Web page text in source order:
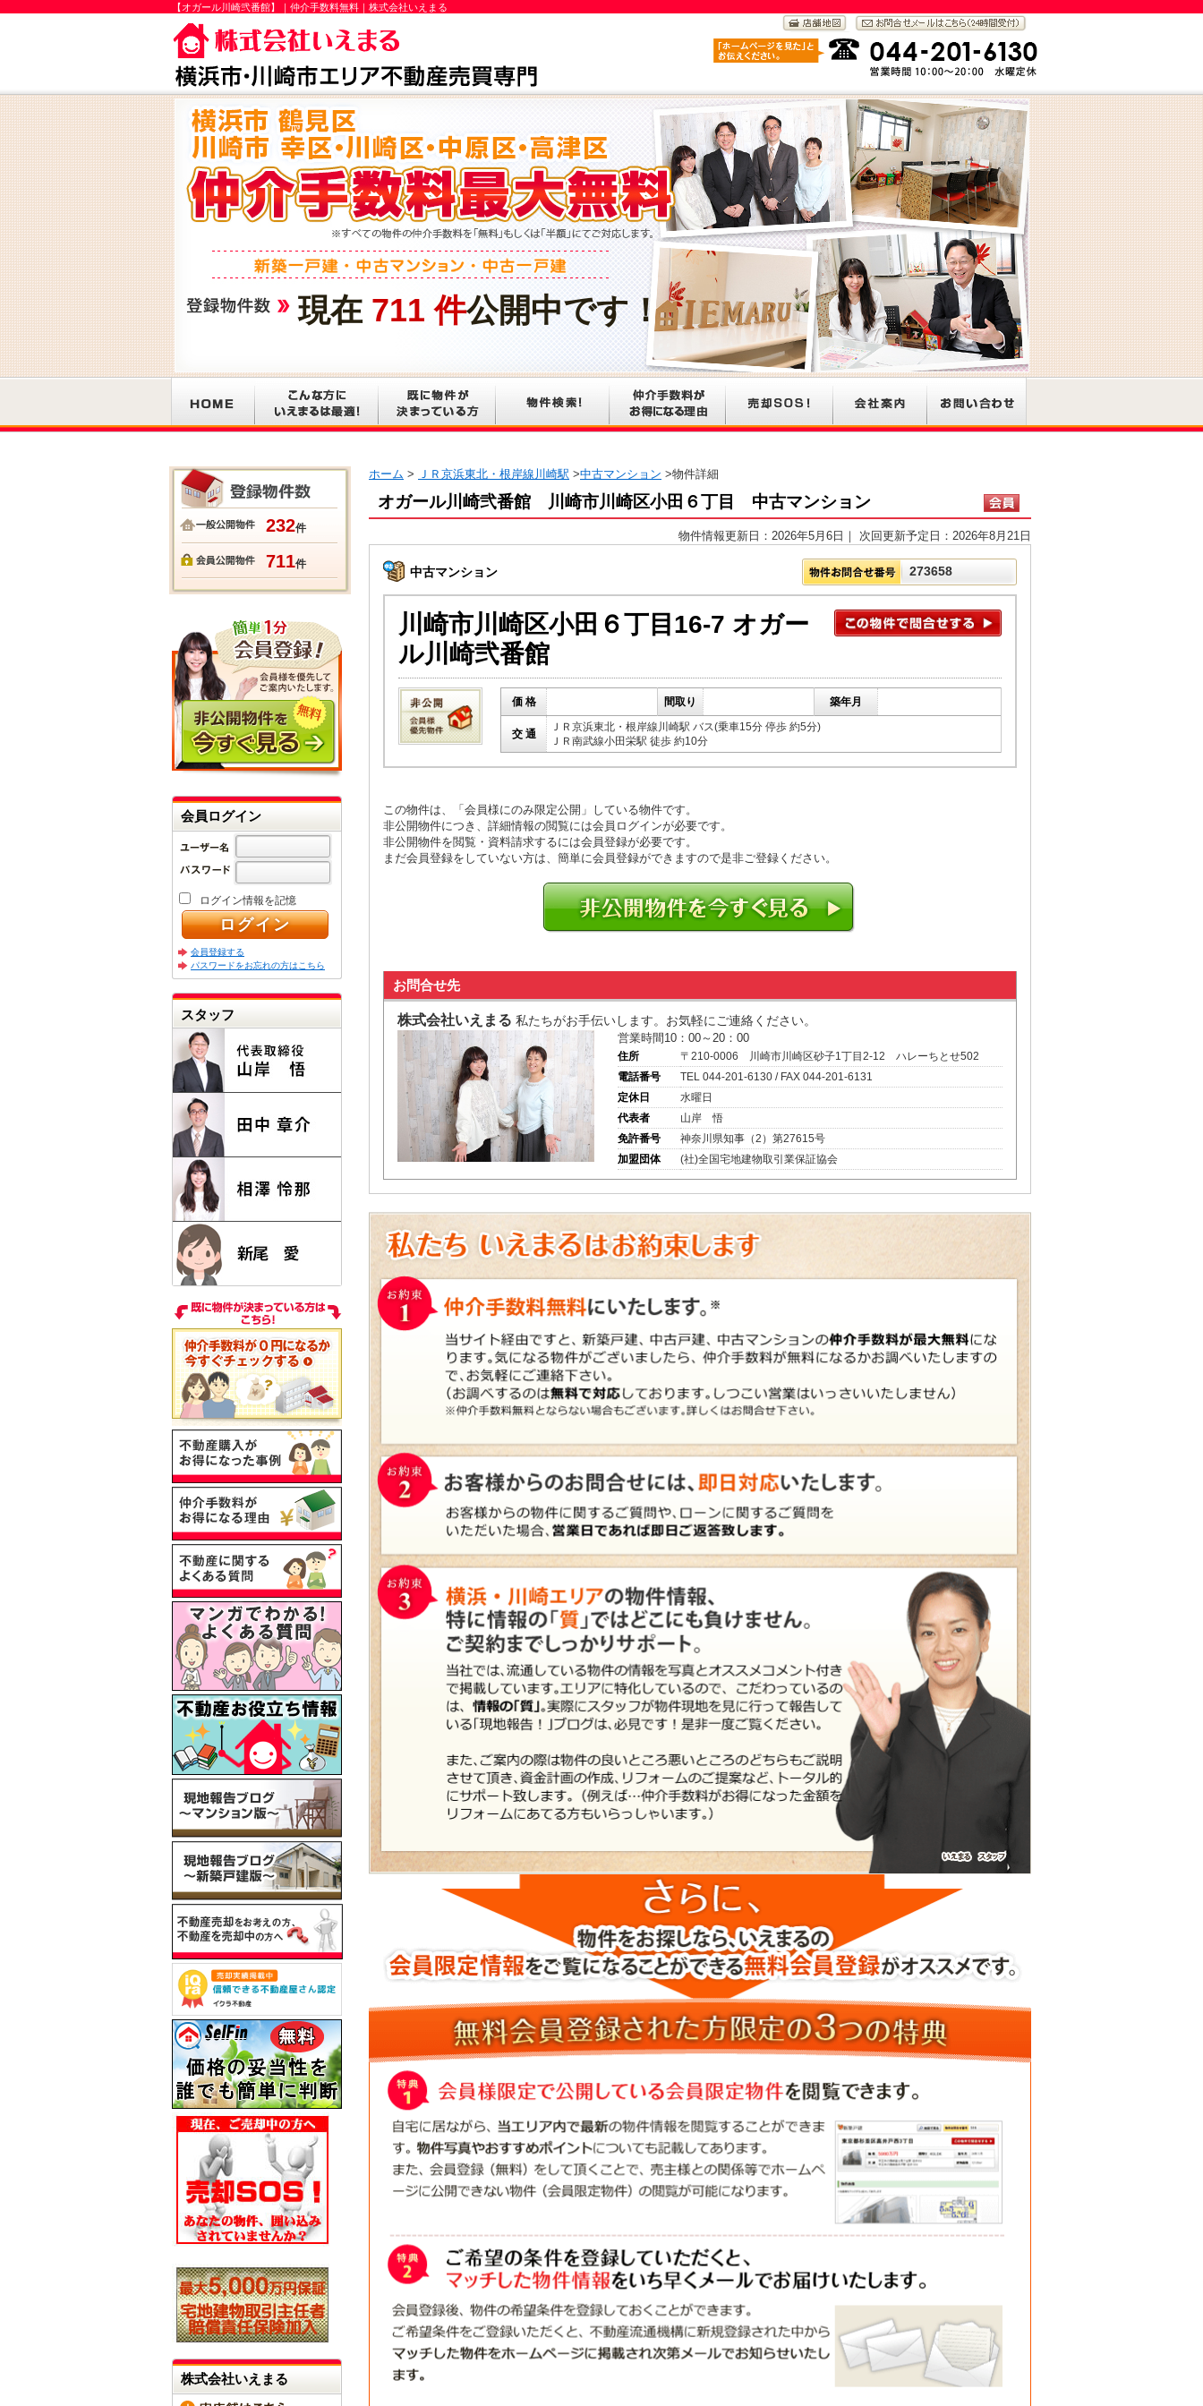
【オガール川崎弐番館】｜仲介手数料無料｜株式会社いえまる
現在 711 件公開中です！
ホーム > ＪＲ京浜東北・根岸線川崎駅 >中古マンション >物件詳細
オガール川崎弐番館 川崎市川崎区小田６丁目 中古マンション
物件情報更新日：2026年5月6日｜ 次回更新予定日：2026年8月21日
中古マンション 273658
川崎市川崎区小田６丁目16-7 オガー
ル川崎弐番館
価 格 間取り 築年月
交 通
ＪＲ京浜東北・根岸線川崎駅 バス(乗車15分 停歩 約5分)
ＪＲ南武線小田栄駅 徒歩 約10分
この物件は、「会員様にのみ限定公開」している物件です。
非公開物件につき、詳細情報の閲覧には会員ログインが必要です。
非公開物件を閲覧・資料請求するには会員登録が必要です。
まだ会員登録をしていない方は、簡単に会員登録ができますので是非ご登録ください。
お問合せ先
株式会社いえまる 私たちがお手伝いします。お気軽にご連絡ください。
営業時間10：00～20：00
住所
〒210-0006 川崎市川崎区砂子1丁目2-12 ハレーちとせ502
電話番号
TEL 044-201-6130 / FAX 044-201-6131
定休日
水曜日
代表者
山岸 悟
免許番号
神奈川県知事（2）第27615号
加盟団体
(社)全国宅地建物取引業保証協会
232件
711件
会員ログイン
ログイン情報を記憶
会員登録する
パスワードをお忘れの方はこちら
スタッフ
株式会社いえまる